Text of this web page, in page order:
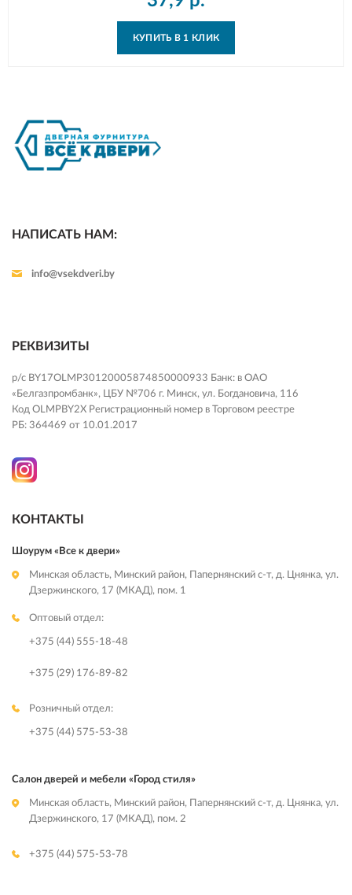
КУПИТЬ В 1 КЛИК
НАПИСАТЬ НАМ:
info@vsekdveri.by
РЕКВИЗИТЫ
р/с BY17OLMP30120005874850000933 Банк: в ОАО
«Белгазпромбанк», ЦБУ №706 г. Минск, ул. Богдановича, 116
Код OLMPBY2X Регистрационный номер в Торговом реестре
РБ: 364469 от 10.01.2017
КОНТАКТЫ
Шоурум «Все к двери»
Минская область, Минский район, Папернянский с-т, д. Цнянка, ул.
Дзержинского, 17 (МКАД), пом. 1
Оптовый отдел:
+375 (44) 555-18-48
+375 (29) 176-89-82
Розничный отдел:
+375 (44) 575-53-38
Салон дверей и мебели «Город стиля»
Минская область, Минский район, Папернянский с-т, д. Цнянка, ул.
Дзержинского, 17 (МКАД), пом. 2
+375 (44) 575-53-78